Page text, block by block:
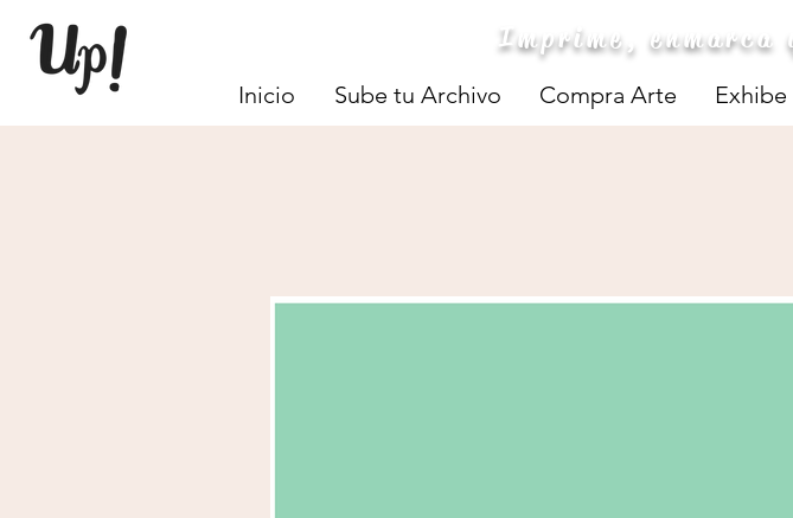
Imprime, enmarca
Inicio Sube tu Archivo Compra Arte